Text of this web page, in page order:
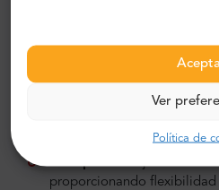
Ver
Política de
El precio no incluye:
Por favor,
Viaje a
proporcionando flexibilidad